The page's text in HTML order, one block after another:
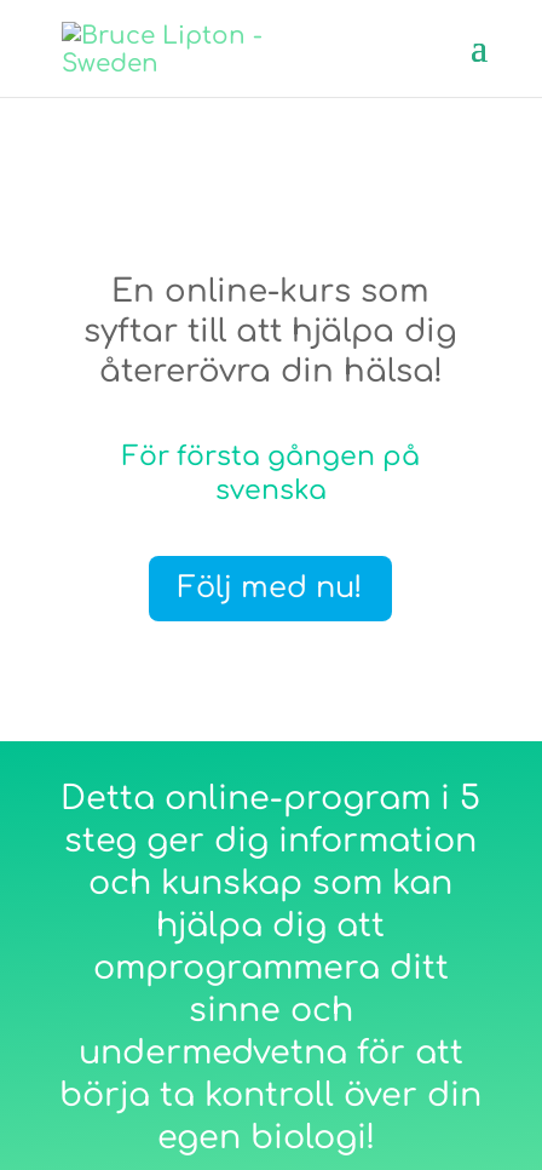
En online-kurs som
syftar till att hjälpa dig
återerövra din hälsa!
För första gången på
svenska
Följ med nu!
Detta online-program i 5
steg ger dig information
och kunskap som kan
hjälpa dig att
omprogrammera ditt
sinne och
undermedvetna för att
börja ta kontroll över din
egen biologi!